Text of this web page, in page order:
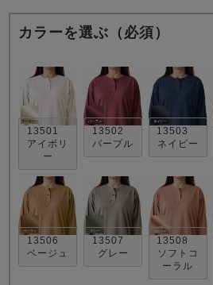
単品
ン単品
売れ筋ランキング
- Item Ranking -
すべてのデザインのパジャマ
カラーを選ぶ（必須）
13501
アイボリ
ー
13502
パープル
13503
ネイビー
13506
ベージュ
13507
グレー
13508
ソフトコ
ーラル